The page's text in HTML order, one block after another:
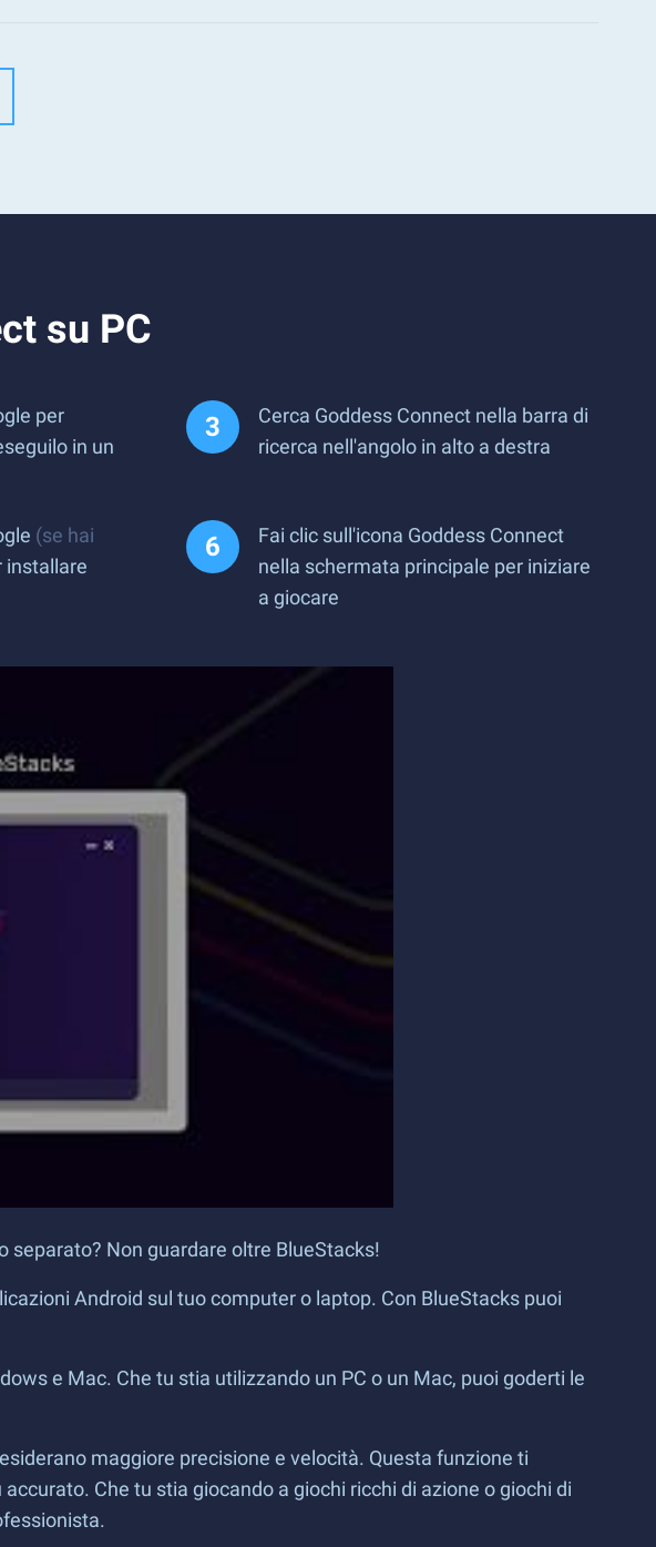
su PC
per
in un
Cerca Goddess Connect nella barra di
ricerca nell'angolo in alto a destra
(se hai
installare
Fai clic sull'icona Goddess Connect
nella schermata principale per iniziare
a giocare
Non guardare oltre BlueStacks!
Android sul tuo computer o laptop. Con BlueStacks puoi
e Mac. Che tu stia utilizzando un PC o un Mac, puoi goderti le
maggiore precisione e velocità. Questa funzione ti
Che tu stia giocando a giochi ricchi di azione o giochi di